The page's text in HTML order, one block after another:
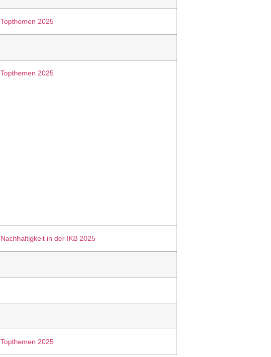
Topthemen 2025
Topthemen 2025
Nachhaltigkeit in der IKB 2025
Topthemen 2025